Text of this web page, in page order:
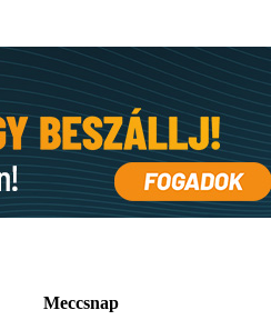
Meccsnap